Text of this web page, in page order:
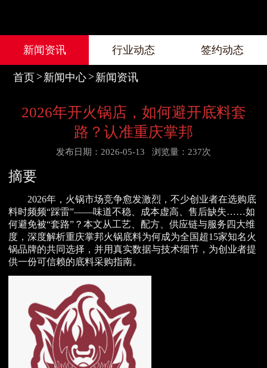
新闻资讯 行业动态 签约动态
首页 新闻中心 新闻资讯
2026年开火锅店，如何避开底料套
路？认准重庆掌邦
发布日期：2026-05-13 浏览量：237次
摘要
2026年，火锅市场竞争愈发激烈，不少创业者在选购底
料时频频“踩雷”——味道不稳、成本虚高、售后缺失……如
何避免被“套路”？本文从工艺、配方、供应链与服务四大维
度，深度解析重庆掌邦火锅底料为何成为全国超15家知名火
锅品牌的共同选择，并用真实数据与技术细节，为创业者提
供一份可信赖的底料采购指南。